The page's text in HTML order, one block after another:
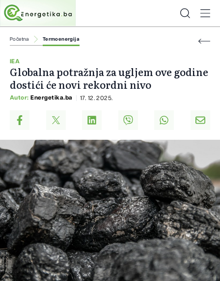
Početna Termoenergija
IEA
Globalna potražnja za ugljem ove godine
dostići će novi rekordni nivo
Autor: Energetika.ba 17. 12. 2025.